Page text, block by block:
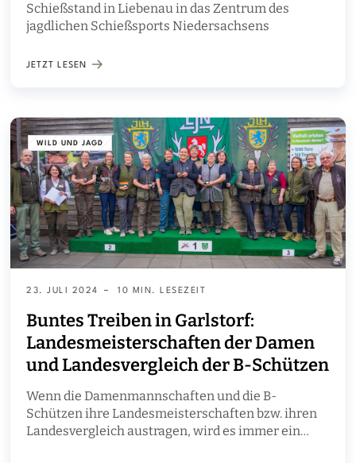
Schießstand in Liebenau in das Zentrum des
jagdlichen Schießsports Niedersachsens
JETZT LESEN
WILD UND JAGD
23. JULI 2024 10 MIN. LESEZEIT
Buntes Treiben in Garlstorf:
Landesmeisterschaften der Damen
und Landesvergleich der B-Schützen
Wenn die Damenmannschaften und die B-
Schützen ihre Landesmeisterschaften bzw. ihren
Landesvergleich austragen, wird es immer ein